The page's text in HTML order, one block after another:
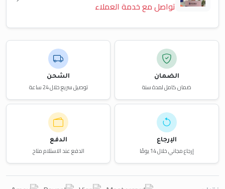
تواصل مع خدمة العملاء
الضمان
ضمان كامل لمدة سنة
الشحن
توصيل سريع خلال 24 ساعة
الإرجاع
إرجاع مجاني خلال 14 يومًا
الدفع
الدفع عند الاستلام متاح